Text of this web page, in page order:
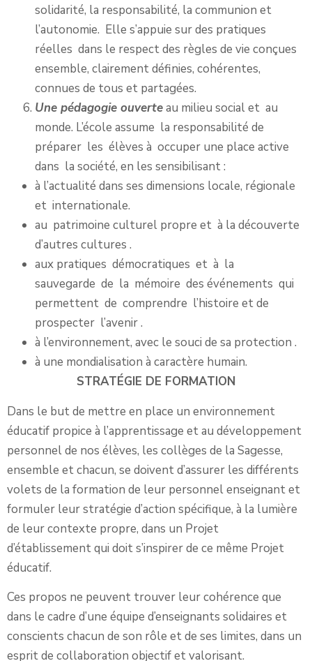
solidarité, la responsabilité, la communion et
l’autonomie. Elle s’appuie sur des pratiques
réelles dans le respect des règles de vie conçues
ensemble, clairement définies, cohérentes,
connues de tous et partagées.
Une pédagogie ouverteau milieu social et au
monde. L’école assume la responsabilité de
préparer les élèves à occuper une place active
dans la société, en les sensibilisant :
à l’actualité dans ses dimensions locale, régionale
et internationale.
au patrimoine culturel propre et à la découverte
d’autres cultures .
aux pratiques démocratiques et à la
sauvegarde de la mémoire des événements qui
permettent de comprendre l’histoire et de
prospecter l’avenir .
à l’environnement, avec le souci de sa protection .
à une mondialisation à caractère humain.
STRATÉGIE DE FORMATION
Dans le but de mettre en place un environnement
éducatif propice à l’apprentissage et au développement
personnel de nos élèves, les collèges de la Sagesse,
ensemble et chacun, se doivent d’assurer les différents
volets de la formation de leur personnel enseignant et
formuler leur stratégie d’action spécifique, à la lumière
de leur contexte propre, dans un Projet
d’établissement qui doit s’inspirer de ce même Projet
éducatif.
Ces propos ne peuvent trouver leur cohérence que
dans le cadre d’une équipe d’enseignants solidaires et
conscients chacun de son rôle et de ses limites, dans un
esprit de collaboration objectif et valorisant.